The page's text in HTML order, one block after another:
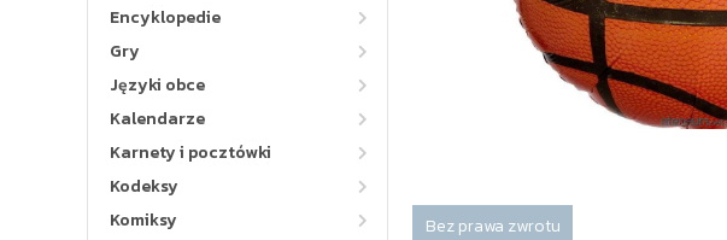
Encyklopedie
Gry
Języki obce
Kalendarze
Karnety i pocztówki
Kodeksy
Komiksy
Bez prawa zwrotu